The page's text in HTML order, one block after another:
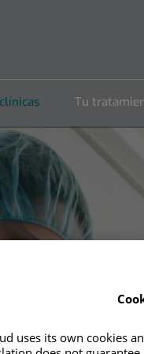
Tu
uses its own cookies